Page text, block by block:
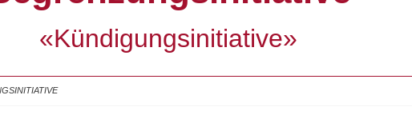
«Kündigungsinitiative»